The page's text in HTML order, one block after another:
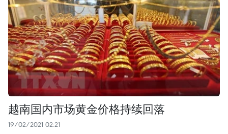
越南国内市场黄金价格持续回落
19/02/2021 02:21